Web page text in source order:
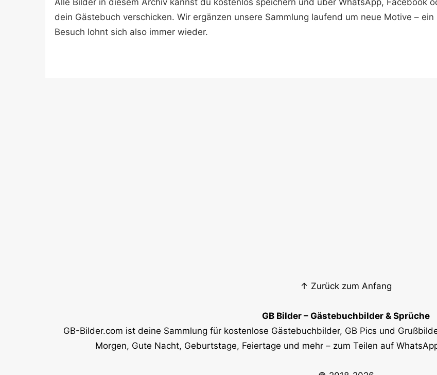
Alle Bilder in diesem Archiv kannst du kostenlos speichern und über WhatsApp, Facebook
dein Gästebuch verschicken. Wir ergänzen unsere Sammlung laufend um neue Motive – ein
Besuch lohnt sich also immer wieder.
↑ Zurück zum Anfang
GB Bilder – Gästebuchbilder & Sprüche
GB-Bilder.com ist deine Sammlung für kostenlose Gästebuchbilder, GB Pics und
Morgen, Gute Nacht, Geburtstage, Feiertage und mehr – zum Teilen auf